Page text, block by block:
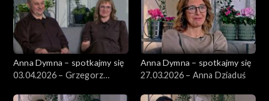
Anna Dymna – spotkajmy się
03.04.2026 – Grzegorz
Anna Dymna – spotkajmy się
27.03.2026 – Anna Dziaduś